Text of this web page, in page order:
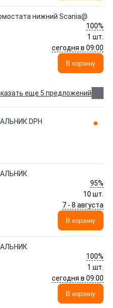
нижний Scania@
100%
1 шт.
сегодня в 09:00
В корзину
еще 5 предложений
DPH
95%
10 шт.
7 - 8 августа
В корзину
100%
1 шт.
сегодня в 09:00
В корзину